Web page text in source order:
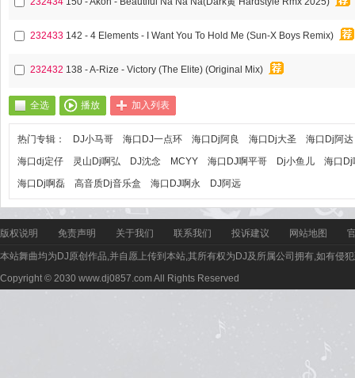
232433 142 - 4 Elements - I Want You To Hold Me (Sun-X Boys Remix)
232432 138 - A-Rize - Victory (The Elite) (Original Mix)
全选 播放 加入列表
热门专辑： DJ小马哥 海口DJ一点环 海口Dj阿良 海口Dj大圣
海口Dj阿达
海口dj定仔
灵山Dj啊弘 DJ沈念 MCYY 海口DJ啊平哥 Dj小鱼儿
海口Dj
海口Dj啊磊
高音质Dj音乐盒 海口DJ啊永 DJ阿远
版权说明 免责声明 关于我们 联系我们 投诉建议 网站地图
本站舞曲均为DJ原创作品,并自愿上传到本站,其所有权为DJ及所属公司拥有,如有侵
Copyright © 2030 www.dj0857.com All Rights Reserved